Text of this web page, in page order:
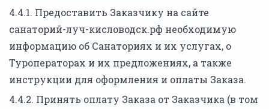
4.4.1. Предоставить Заказчику на сайте
санаторий-луч-кисловодск.рф необходимую
информацию об Санаториях и их услугах, о
Туроператорах и их предложениях, а также
инструкции для оформления и оплаты Заказа.
4.4.2. Принять оплату Заказа от Заказчика (в том